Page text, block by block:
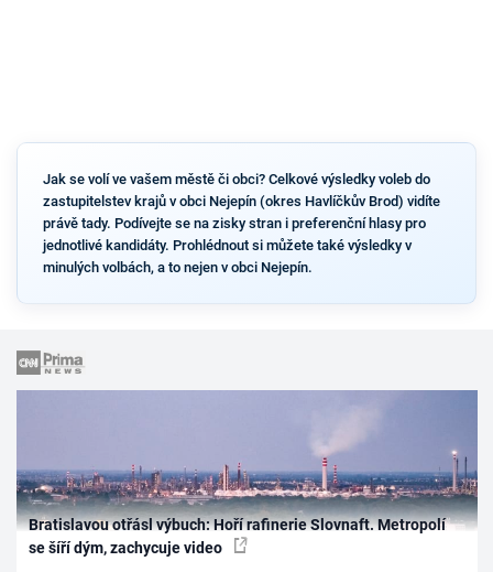
Jak se volí ve vašem městě či obci? Celkové výsledky voleb do
zastupitelstev krajů v obci Nejepín (okres Havlíčkův Brod) vidíte
právě tady. Podívejte se na zisky stran i preferenční hlasy pro
jednotlivé kandidáty. Prohlédnout si můžete také výsledky v
minulých volbách, a to nejen v obci Nejepín.
Bratislavou otřásl výbuch: Hoří rafinerie Slovnaft. Metropolí
se šíří dým, zachycuje video